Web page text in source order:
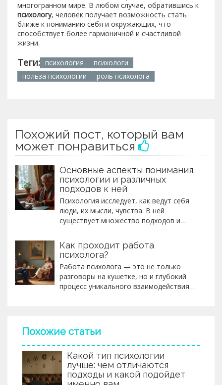
многогранном мире. В любом случае, обратившись к
психологу, человек получает возможность стать
ближе к пониманию себя и окружающих, что
способствует более гармоничной и счастливой
жизни.
Теги: психология
психологи
польза психологии
роль психолога
Похожий пост, который вам
может понравиться
Основные аспекты понимания
психологии и различных
подходов к ней
Психология исследует, как ведут себя
люди, их мысли, чувства. В ней
существует множество подходов и
человека. Данный текст объяснит
разницу между различными
специалистами, работающими в этой
области: психологами,
психотерапевтами и психиатрами.
Рассмотрены будут не только
гармонии.
Как проходит работа
психолога?
Работа психолога — это не только
разговоры на кушетке, но и глубокий
процесс уникального взаимодействия
стоит задать себе перед тем, как
обратиться к специалисту. Каждый
психолог имеет собственный стиль и
подход, поэтому важно выбрать того,
кто вам действительно подходит.
Похожие статьи
Какой тип психологии
лучше: чем отличаются
подходы и какой подойдет